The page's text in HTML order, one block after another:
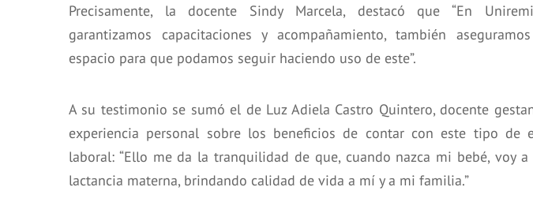
Precisamente, la docente Sindy Marcela, destacó que “En
garantizamos capacitaciones y acompañamiento, también
espacio para que podamos seguir haciendo uso de este”.
A su testimonio se sumó el de Luz Adiela Castro Quintero, docente
experiencia personal sobre los beneficios de contar con este tipo de
laboral: “Ello me da la tranquilidad de que, cuando nazca mi bebé, voy
lactancia materna, brindando calidad de vida a mí y a mi familia.”